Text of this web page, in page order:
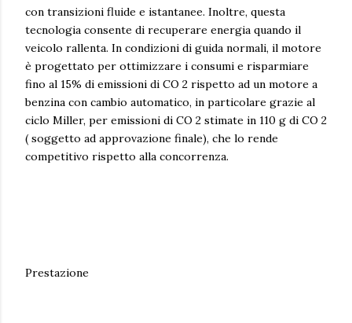
con transizioni fluide e istantanee. Inoltre, questa
tecnologia consente di recuperare energia quando il
veicolo rallenta. In condizioni di guida normali, il motore
è progettato per ottimizzare i consumi e risparmiare
fino al 15% di emissioni di CO 2 rispetto ad un motore a
benzina con cambio automatico, in particolare grazie al
ciclo Miller, per emissioni di CO 2 stimate in 110 g di CO 2
( soggetto ad approvazione finale), che lo rende
competitivo rispetto alla concorrenza.
Prestazione